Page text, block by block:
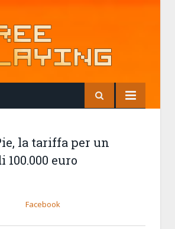
la tariffa per un
100.000 euro
Facebook